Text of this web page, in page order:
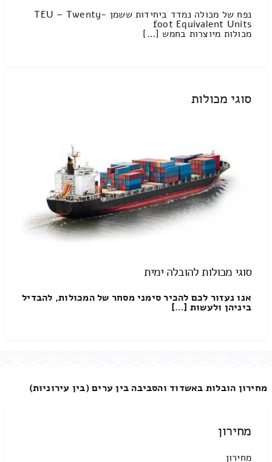
נפח של מכולה נמדד ביחידות ששמן TEU – Twenty-
foot Equivalent Units
מכולות מיוצרות בחמש […]
סוגי מכולות
סוגי מכולות להובלה ימית
אנו נעזור לכם להכיר סימני מסחר של המכולות, להבדיל
ביניהן ולעשות […]
מחירון הובלות באשדוד והסביבה בין ערים (בין עירוניות)
מחירון
מחירון